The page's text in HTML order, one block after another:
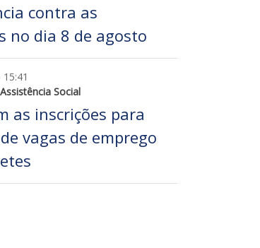
contra as
no dia 8 de agosto
Social
as inscrições para
vagas de emprego